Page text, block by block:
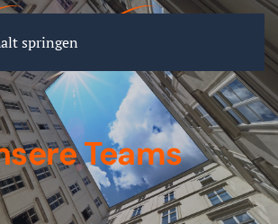
springen
Teams